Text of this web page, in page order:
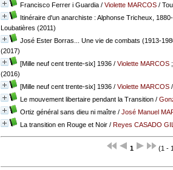
Francisco Ferrer i Guardia/ Violette MARCOS/
Itinéraire d'un anarchiste : Alphonse Tricheux,
Loubatières (2011)
José Ester Borras... Une vie de combats (1913-
(2017)
[Mille neuf cent trente-six] 1936/ Violette MARCOS;
(2016)
[Mille neuf cent trente-six] 1936/ Violette MARCOS/
Le mouvement libertaire pendant la Transition/
Ortiz général sans dieu ni maître/ José Manuel
La transition en Rouge et Noir/ Reyes CASADO GIL
1 (1 -